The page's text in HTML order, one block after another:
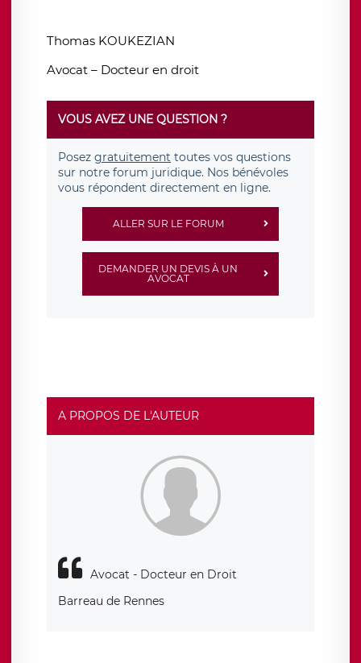
Thomas KOUKEZIAN
Avocat – Docteur en droit
VOUS AVEZ UNE QUESTION ?
Posez gratuitement toutes vos questions
sur notre forum juridique. Nos bénévoles
vous répondent directement en ligne.
ALLER SUR LE FORUM
DEMANDER UN DEVIS À UN
AVOCAT
A PROPOS DE L'AUTEUR
Avocat - Docteur en Droit
Barreau de Rennes